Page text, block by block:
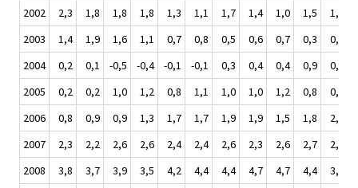
2002
2,3 1,8 1,8 1,8 1,3 1,1 1,7 1,4 1,0 1,5 1,6
2003
1,4 1,9 1,6 1,1 0,7 0,8 0,5 0,6 0,7 0,3 0,5
2004
0,2 0,1 -0,5 -0,4 -0,1 -0,1 0,3 0,4 0,4 0,9 0,5
2005
0,2 0,2 1,0 1,2 0,8 1,1 1,0 1,0 1,2 0,8 0,9
2006
0,8 0,9 0,9 1,3 1,7 1,7 1,9 1,9 1,5 1,8 2,1
2007
2,3 2,2 2,6 2,6 2,4 2,4 2,6 2,3 2,6 2,7 2,9
2008
3,8 3,7 3,9 3,5 4,2 4,4 4,4 4,7 4,7 4,4 3,6